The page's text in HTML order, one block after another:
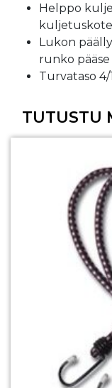
Helppo
Lukon
runko
Turvataso 4/
TUTUSTU